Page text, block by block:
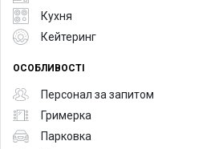
Кухня
Кейтеринг
ОСОБЛИВОСТІ
Персонал за запитом
Гримерка
Парковка